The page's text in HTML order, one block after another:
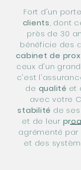
Fort d'un
clients, dont
près de 30
bénéficie des
cabinet de
ceux d'un grand
c'est
de qualité et
avec votre
stabilité de
et de leur
agrémenté
et des